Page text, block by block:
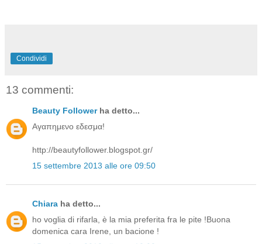
Condividi
13 commenti:
Beauty Followerha detto...
Αγαπημενο εδεσμα!
http://beautyfollower.blogspot.gr/
15 settembre 2013 alle ore 09:50
Chiara ha detto...
ho voglia di rifarla, è la mia preferita fra le pite !Buona
domenica cara Irene, un bacione !